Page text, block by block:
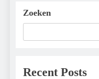
Zoeken
Recent Posts